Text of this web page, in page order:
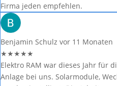
Firma jeden empfehlen.
Benjamin Schulz vor 11 Monaten
★★★★★
Elektro RAM war dieses Jahr für
Anlage bei uns. Solarmodule,